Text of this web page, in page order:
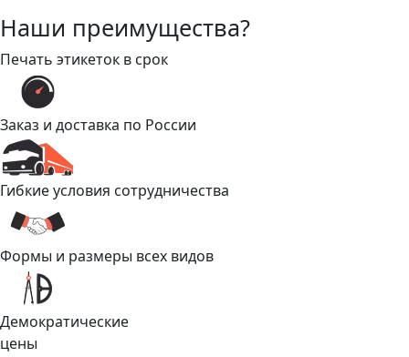
Наши преимущества?
Печать этикеток в срок
Заказ и доставка по России
Гибкие условия сотрудничества
Формы и размеры всех видов
Демократические
цены